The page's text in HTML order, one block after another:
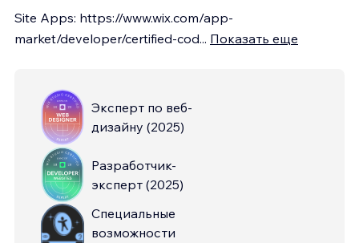
Site Apps: https://www.wix.com/app-
market/developer/certified-cod... Показать еще
Эксперт по веб-
дизайну (2025)
Разработчик-
эксперт (2025)
Специальные
возможности